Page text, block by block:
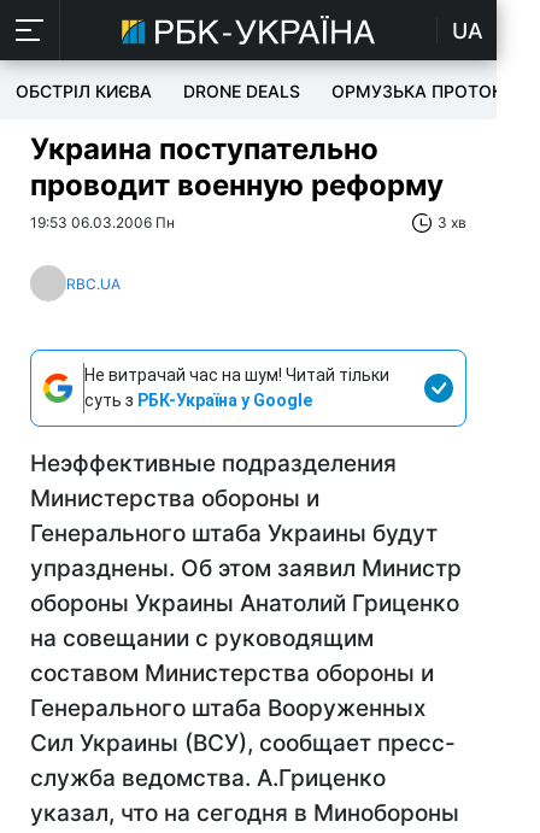
UA
ОБСТРІЛ КИЄВА DRONE DEALS ОРМУЗЬКА ПРОТОКА
Украина поступательно
проводит военную реформу
19:53 06.03.2006 Пн 3 хв
RBC.UA
Не витрачай час на шум! Читай тільки
суть з РБК-Україна у Google
Неэффективные подразделения
Министерства обороны и
Генерального штаба Украины будут
упразднены. Об этом заявил Министр
обороны Украины Анатолий Гриценко
на совещании с руководящим
составом Министерства обороны и
Генерального штаба Вооруженных
Сил Украины (ВСУ), сообщает пресс-
служба ведомства. А.Гриценко
указал, что на сегодня в Минобороны